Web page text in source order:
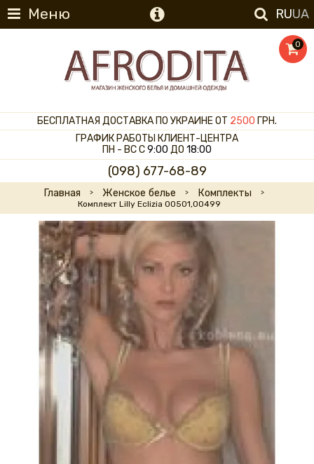
Меню RUUA
0
БЕСПЛАТНАЯ ДОСТАВКА ПО УКРАИНЕ ОТ 2500 ГРН.
ГРАФИК РАБОТЫ КЛИЕНТ-ЦЕНТРА
ПН - ВС С9:00 ДО 18:00
(098) 677-68-89
Главная Женское белье Комплекты
Комплект Lilly Eclizia 00501,00499